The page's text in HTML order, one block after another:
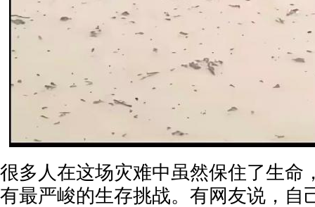
很多人在这场灾难中虽然保住了生命
有最严峻的生存挑战。有网友说，自